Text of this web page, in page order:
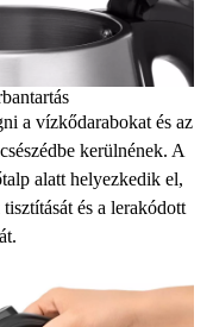
a vízkődarabokat és az
kerülnének. A
alatt helyezkedik el,
és a lerakódott